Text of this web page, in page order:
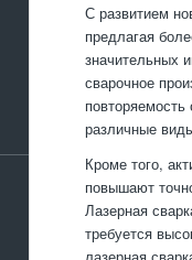
С развитием
предлагая
значительных
сварочное
различные
Кроме того,
повышают
Лазерная
требуется